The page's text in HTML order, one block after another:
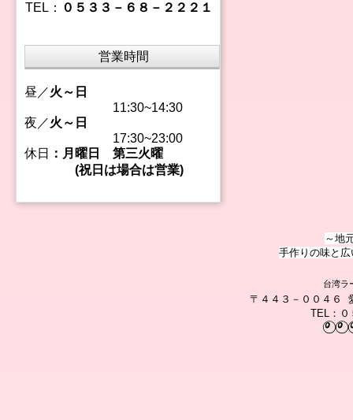
TEL： ０５３３－６８－２２２１
営業時間
昼／火～日
11:30~14:30
夜／火～日
17:30~23:00
休日
：月曜日 第三火曜
(祝日は場合は営業)
～地
手作りの味と
台湾ラ
〒４４３－００４６
TEL：０